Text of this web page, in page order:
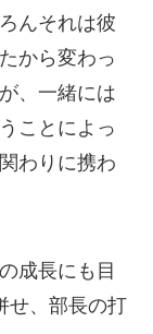
んそれは彼
から変わっ
、一緒には
ことによっ
わりに携わ
成長にも目
せ、部長の打